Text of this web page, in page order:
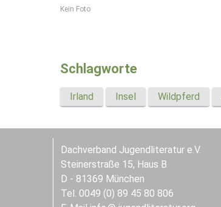
Kein Foto
Schlagworte
Irland Insel Wildpferd
Dachverband Jugendliteratur e.V.
Steinerstraße 15, Haus B
D - 81369 München
Tel. 0049 (0) 89 45 80 806